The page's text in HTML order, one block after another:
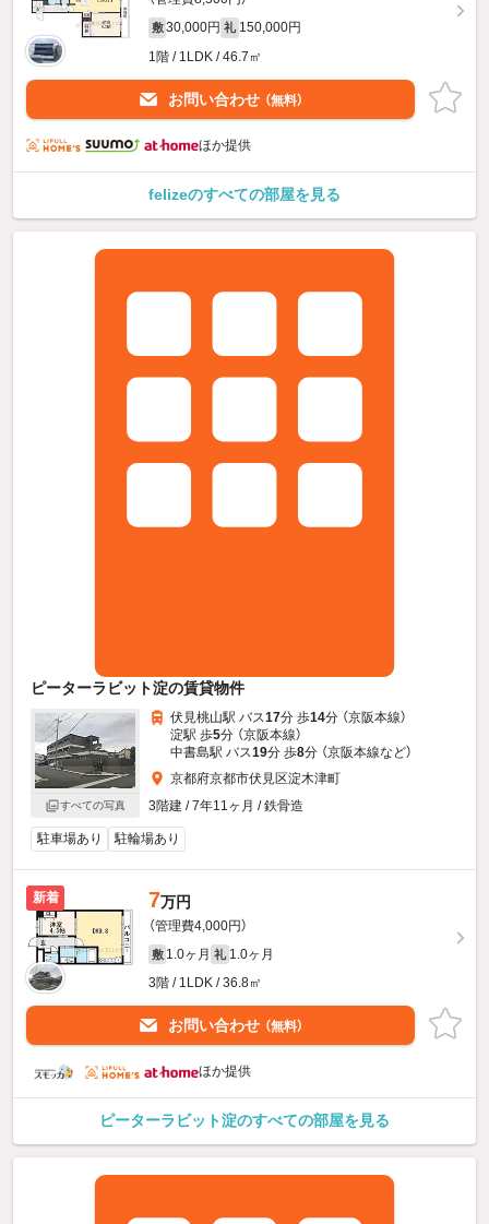
敷 30,000円 礼 150,000円
1階 / 1LDK / 46.7㎡
お問い合わせ （無料）
ほか提供
felizeのすべての部屋を見る
ピーターラビット淀の賃貸物件
すべての写真
伏見桃山駅 バス17分 歩14分 （京阪本線）
淀駅 歩5分 （京阪本線）
中書島駅 バス19分 歩8分 （京阪本線など）
京都府京都市伏見区淀木津町
3階建 / 7年11ヶ月 / 鉄骨造
駐車場あり 駐輪場あり
新着 7万円
（管理費4,000円）
敷 1.0ヶ月 礼 1.0ヶ月
3階 / 1LDK / 36.8㎡
お問い合わせ （無料）
ほか提供
ピーターラビット淀のすべての部屋を見る